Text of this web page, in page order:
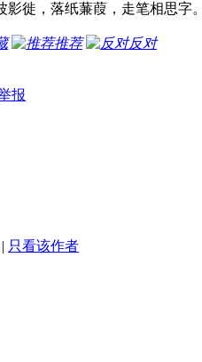
影徙，落纸蒹葭，走笔相思字
推荐
反对
报
| 只看该作者